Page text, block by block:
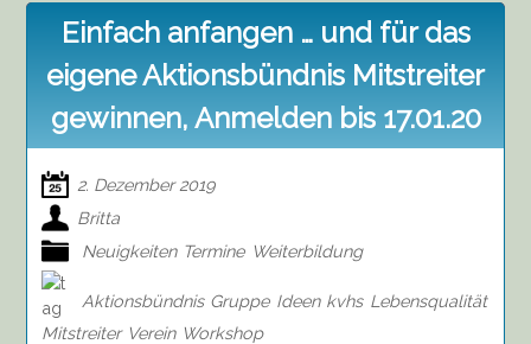
Einfach anfangen … und für das
eigene Aktionsbündnis Mitstreiter
gewinnen, Anmelden bis 17.01.20
2. Dezember 2019
Britta
Neuigkeiten Termine Weiterbildung
Aktionsbündnis Gruppe Ideen kvhs Lebensqualität
Mitstreiter Verein Workshop